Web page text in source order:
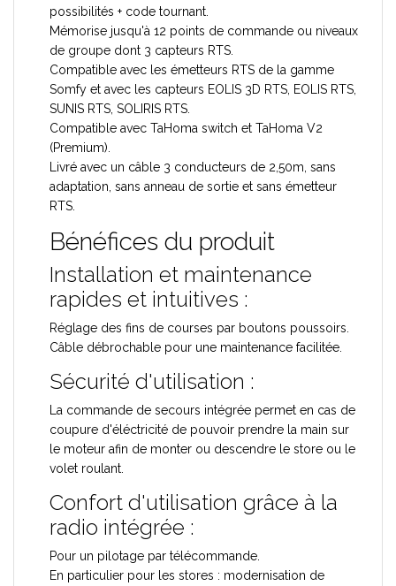
possibilités + code tournant.
Mémorise jusqu'à 12 points de commande ou niveaux
de groupe dont 3 capteurs RTS.
Compatible avec les émetteurs RTS de la gamme
Somfy et avec les capteurs EOLIS 3D RTS, EOLIS RTS,
SUNIS RTS, SOLIRIS RTS.
Compatible avec TaHoma switch et TaHoma V2
(Premium).
Livré avec un câble 3 conducteurs de 2,50m, sans
adaptation, sans anneau de sortie et sans émetteur
RTS.
Bénéfices du produit
Installation et maintenance
rapides et intuitives :
Réglage des fins de courses par boutons poussoirs.
Câble débrochable pour une maintenance facilitée.
Sécurité d'utilisation :
La commande de secours intégrée permet en cas de
coupure d'éléctricité de pouvoir prendre la main sur
le moteur afin de monter ou descendre le store ou le
volet roulant.
Confort d'utilisation grâce à la
radio intégrée :
Pour un pilotage par télécommande.
En particulier pour les stores : modernisation de